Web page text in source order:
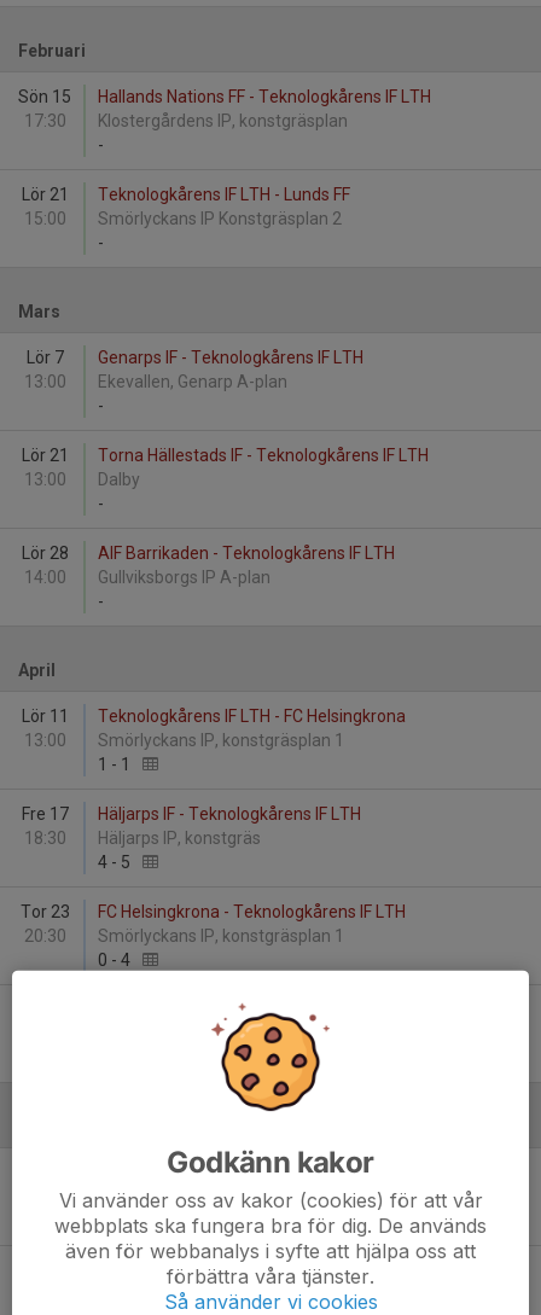
Februari
Sön 15
17:30
Hallands Nations FF - Teknologkårens IF LTH
Klostergårdens IP, konstgräsplan
-
Lör 21
15:00
Teknologkårens IF LTH - Lunds FF
Smörlyckans IP Konstgräsplan 2
-
Mars
Lör 7
13:00
Genarps IF - Teknologkårens IF LTH
Ekevallen, Genarp A-plan
-
Lör 21
13:00
Torna Hällestads IF - Teknologkårens IF LTH
Dalby
-
Lör 28
14:00
AIF Barrikaden - Teknologkårens IF LTH
Gullviksborgs IP A-plan
-
April
Lör 11
13:00
Teknologkårens IF LTH - FC Helsingkrona
Smörlyckans IP, konstgräsplan 1
1 - 1
Fre 17
18:30
Häljarps IF - Teknologkårens IF LTH
Häljarps IP, konstgräs
4 - 5
Tor 23
20:30
FC Helsingkrona - Teknologkårens IF LTH
Smörlyckans IP, konstgräsplan 1
0 - 4
Billeberga GIF - Teknologkårens IF LTH
Norrvidingevallen A-plan 7-manna 1
13:00
Teknologkårens IF LTH - Klågerups GIF
Smörlyckans IP, konstgräsplan 1
1- 2
Bara GIF - Teknologkårens IF LTH
Bara IP A-plan
Godkänn kakor
Vi använder oss av kakor (cookies) för att vår
webbplats ska fungera bra för dig. De används
även för webbanalys i syfte att hjälpa oss att
förbättra våra tjänster.
Så använder vi cookies